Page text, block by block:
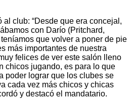
club: “Desde que era concejal,
con Darío (Pritchard,
que volver a poner de pie
más importantes de nuestra
felices de ver este salón lleno
chicos jugando, es para lo que
poder lograr que los clubes se
cada vez más chicos y chicas
y destacó el mandatario.